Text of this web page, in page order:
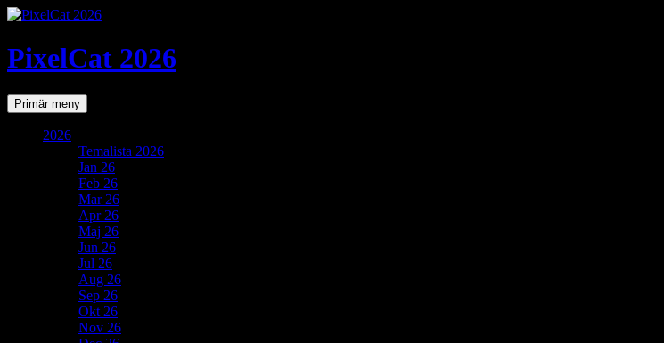
PixelCat 2026
SökPrimär meny Gå
till
2026
Temalista 2026
Jan 26
Feb 26
Mar 26
Apr 26
Maj 26
Jun 26
Jul 26
Aug 26
Sep 26
Okt 26
Nov 26